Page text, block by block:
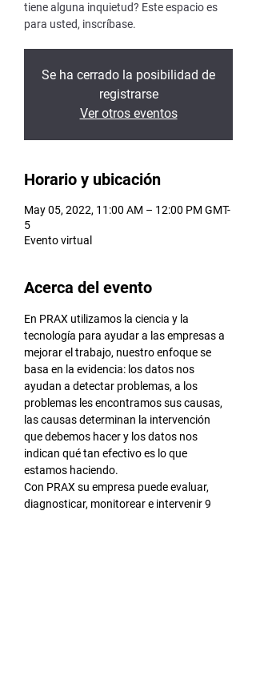
tiene alguna inquietud? Este espacio es
para usted, inscríbase.
Se ha cerrado la posibilidad de
registrarse
Ver otros eventos
Horario y ubicación
May 05, 2022, 11:00 AM – 12:00 PM GMT-
5
Evento virtual
Acerca del evento
En PRAX utilizamos la ciencia y la
tecnología para ayudar a las empresas a
mejorar el trabajo, nuestro enfoque se
basa en la evidencia: los datos nos
ayudan a detectar problemas, a los
problemas les encontramos sus causas,
las causas determinan la intervención
que debemos hacer y los datos nos
indican qué tan efectivo es lo que
estamos haciendo.
Con PRAX su empresa puede evaluar,
diagnosticar, monitorear e intervenir 9